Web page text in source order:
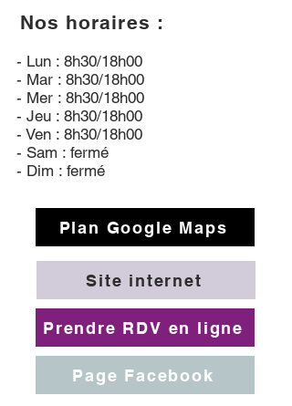
Nos horaires :
- Lun : 8h30/18h00
- Mar : 8h30/18h00
- Mer : 8h30/18h00
- Jeu : 8h30/18h00
- Ven : 8h30/18h00
- Sam : fermé
- Dim : fermé
Plan Google Maps
Site internet
Prendre RDV en ligne
Page Facebook